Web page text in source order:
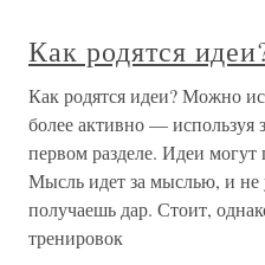
Как родятся
Как родятся идеи? Можно
более активно — используя
первом разделе. Идеи
Мысль идет за мыслью, и не
получаешь дар. Стоит,
тренировок